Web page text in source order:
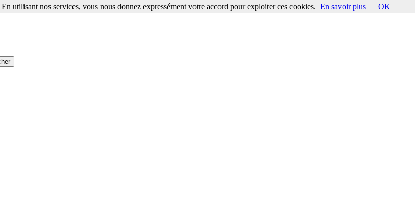
nos services, vous nous donnez expressément votre accord pour exploiter ces cookies.En savoir plus OK
utilisant nos services, vous nous donnez expressément votre accord pour exploiter ces cookies. En savoir plus OK